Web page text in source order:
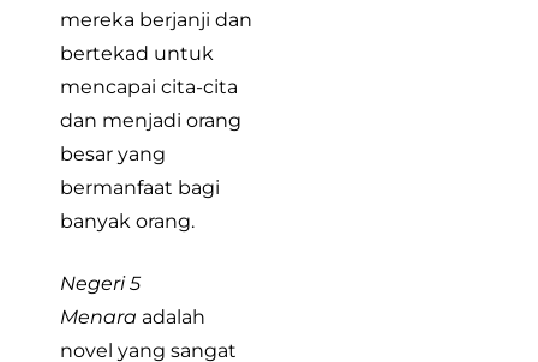
mereka berjanji dan
bertekad untuk
mencapai cita-cita
dan menjadi orang
besar yang
bermanfaat bagi
banyak orang.
Negeri 5
Menara adalah
novel yang sangat